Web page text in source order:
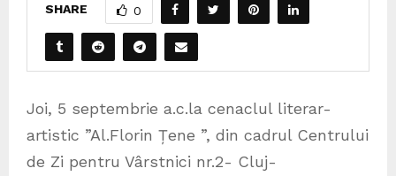
SHARE 0
Joi, 5 septembrie a.c.la cenaclul literar-
artistic ”Al.Florin Țene ”, din cadrul Centrului
de Zi pentru Vârstnici nr.2- Cluj-